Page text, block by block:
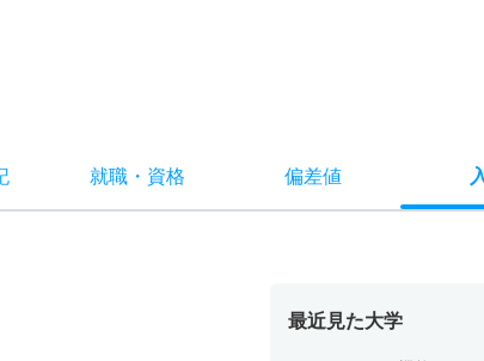
就職・ 資格 偏差値
最近見た大学